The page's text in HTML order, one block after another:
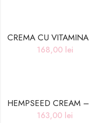
168,00 lei
163,00 lei